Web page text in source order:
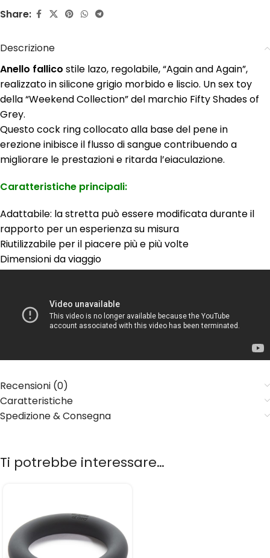
Share:
Descrizione
Anello fallico stile lazo, regolabile, “Again and Again”,
realizzato in silicone grigio morbido e liscio. Un sex toy
della “Weekend Collection” del marchio Fifty Shades of
Grey.
Questo cock ring collocato alla base del pene in
erezione inibisce il flusso di sangue contribuendo a
migliorare le prestazioni e ritarda l’eiaculazione.
Caratteristiche principali:
Adattabile: la stretta può essere modificata durante il
rapporto per un esperienza su misura
Riutilizzabile per il piacere più e più volte
Dimensioni da viaggio
Recensioni (0)
Caratteristiche
Spedizione & Consegna
Ti potrebbe interessare…